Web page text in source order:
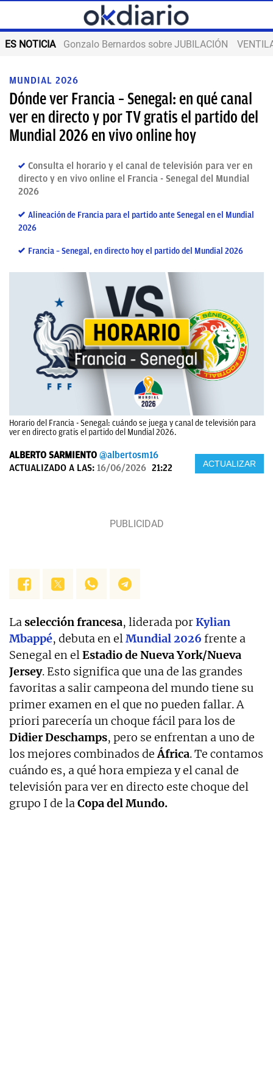
ES NOTICIA Gonzalo Bernardos sobre JUBILACIÓN
MUNDIAL 2026
Dónde ver Francia – Senegal: en qué canal
ver en directo y por TV gratis el partido del
Mundial 2026 en vivo online hoy
Consulta el horario y el canal de televisión para ver en
directo y en vivo online el Francia - Senegal del Mundial
2026
Alineación de Francia para el partido ante Senegal en el Mundial
2026
Francia – Senegal, en directo hoy el partido del Mundial 2026
Horario del Francia - Senegal: cuándo se juega y canal de televisión para
ver en directo gratis el partido del Mundial 2026.
ALBERTO SARMIENTO @albertosm16
ACTUALIZADO A LAS: 16/06/2026 21:22 ACTUALIZAR
Laselección francesa, liderada porKylian
Mbappé, debuta en elMundial 2026 frente a
Senegal en elEstadio de Nueva York/Nueva
Jersey. Esto significa que una de las grandes
favoritas a salir campeona del mundo tiene su
primer examen en el que no pueden fallar. A
priori parecería un choque fácil para los de
Didier Deschamps, pero se enfrentan a uno de
los mejores combinados deÁfrica. Te contamos
cuándo es, a qué hora empieza y el canal de
televisión para ver en directo este choque del
grupo I de laCopa del Mundo.